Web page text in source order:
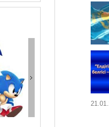
Краски+-
Копия M.
Краски+-